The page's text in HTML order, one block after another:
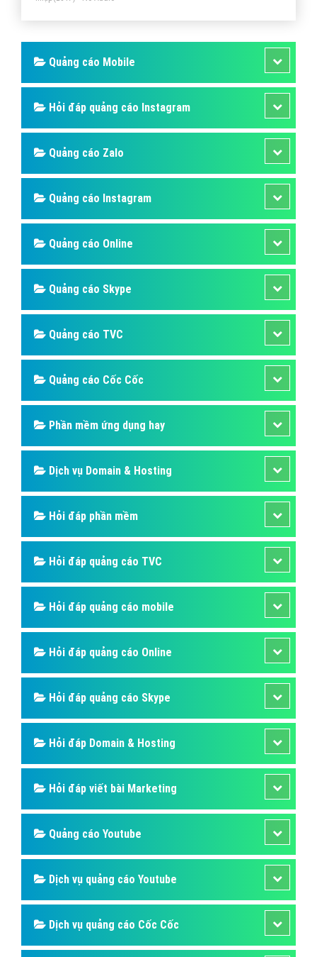
Quảng cáo Mobile
Hỏi đáp quảng cáo Instagram
Quảng cáo Zalo
Quảng cáo Instagram
Quảng cáo Online
Quảng cáo Skype
Quảng cáo TVC
Quảng cáo Cốc Cốc
Phần mềm ứng dụng hay
Dịch vụ Domain & Hosting
Hỏi đáp phần mềm
Hỏi đáp quảng cáo TVC
Hỏi đáp quảng cáo mobile
Hỏi đáp quảng cáo Online
Hỏi đáp quảng cáo Skype
Hỏi đáp Domain & Hosting
Hỏi đáp viết bài Marketing
Quảng cáo Youtube
Dịch vụ quảng cáo Youtube
Dịch vụ quảng cáo Cốc Cốc